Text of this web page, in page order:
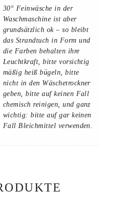
30° Feinwäsche in der
Waschmaschine ist aber
grundsätzlich ok – so bleibt
das Strandtuch in Form und
die Farben behalten ihre
Leuchtkraft, bitte vorsichtig
mäßig heiß bügeln, bitte
nicht in den Wäschetrockner
geben, bitte auf keinen Fall
chemisch reinigen, und ganz
wichtig: bitte auf gar keinen
Fall Bleichmittel verwenden.